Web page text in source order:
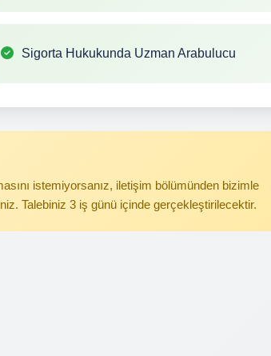
Sigorta Hukukunda Uzman Arabulucu
istemiyorsanız, iletişim bölümünden bizimle
Talebiniz 3 iş günü içinde gerçekleştirilecektir.